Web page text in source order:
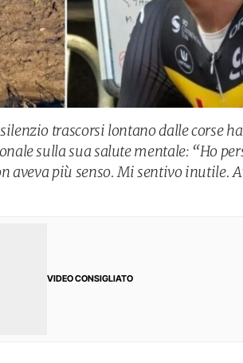
trascorsi lontano dalle corse ha
sulla sua salute mentale: “Ho
aveva più senso. Mi sentivo inutile.
VIDEO CONSIGLIATO